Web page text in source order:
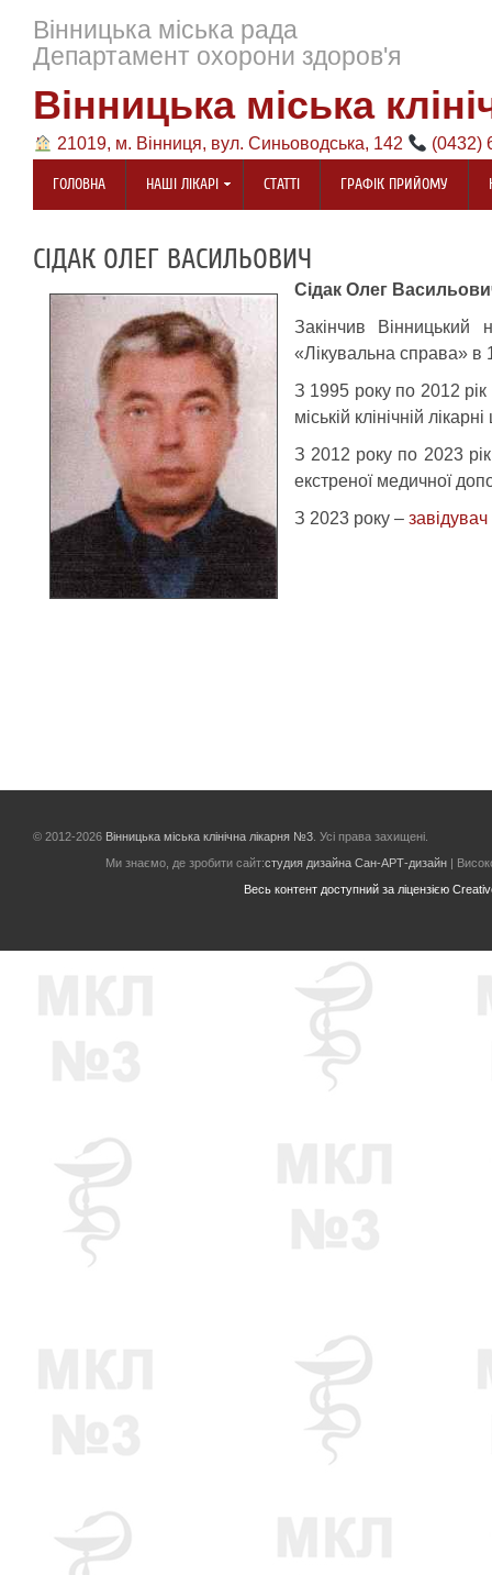
Вінницька міська рада
Департамент охорони здоров'я
Вінницька міська
21019, м. Вінниця, вул. Синьоводська, 142 (0432)
ГОЛОВНА НАШІ ЛІКАРІ СТАТТІ ГРАФІК ПРИЙОМУ
СІДАК ОЛЕГ ВАСИЛЬОВИЧ
Сідак Олег
Закінчив Вінницький
«Лікувальна справа» в
З 1995 року по 2012 рік
міській клінічній
З 2012 року по 2023
екстреної медичної
З 2023 року – завідувач
© 2012-2026 Вінницька міська клінічна лікарня №3 . Усі права захищені.
Ми знаємо, де зробити сайт:студия дизайна Сан-АРТ-дизайн|
Весь контент доступний за ліцензією